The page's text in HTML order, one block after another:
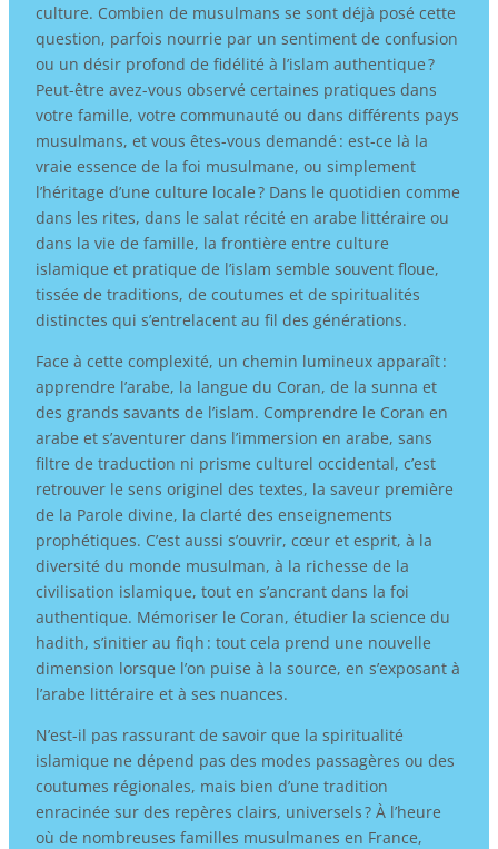
culture. Combien de musulmans se sont déjà posé cette
question, parfois nourrie par un sentiment de confusion
ou un désir profond de fidélité à l’islam authentique ?
Peut-être avez-vous observé certaines pratiques dans
votre famille, votre communauté ou dans différents pays
musulmans, et vous êtes-vous demandé : est-ce là la
vraie essence de la foi musulmane, ou simplement
l’héritage d’une culture locale ? Dans le quotidien comme
dans les rites, dans le salat récité en arabe littéraire ou
dans la vie de famille, la frontière entre culture
islamique et pratique de l’islam semble souvent floue,
tissée de traditions, de coutumes et de spiritualités
distinctes qui s’entrelacent au fil des générations.
Face à cette complexité, un chemin lumineux apparaît :
apprendre l’arabe, la langue du Coran, de la sunna et
des grands savants de l’islam. Comprendre le Coran en
arabe et s’aventurer dans l’immersion en arabe, sans
filtre de traduction ni prisme culturel occidental, c’est
retrouver le sens originel des textes, la saveur première
de la Parole divine, la clarté des enseignements
prophétiques. C’est aussi s’ouvrir, cœur et esprit, à la
diversité du monde musulman, à la richesse de la
civilisation islamique, tout en s’ancrant dans la foi
authentique. Mémoriser le Coran, étudier la science du
hadith, s’initier au fiqh : tout cela prend une nouvelle
dimension lorsque l’on puise à la source, en s’exposant à
l’arabe littéraire et à ses nuances.
N’est-il pas rassurant de savoir que la spiritualité
islamique ne dépend pas des modes passagères ou des
coutumes régionales, mais bien d’une tradition
enracinée sur des repères clairs, universels ? À l’heure
où de nombreuses familles musulmanes en France,